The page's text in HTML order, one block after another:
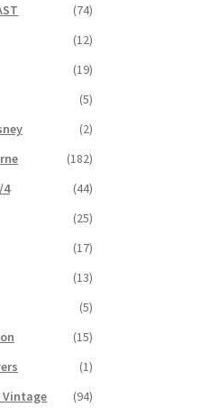
(74)
(12)
(19)
(5)
(2)
(182)
4
(44)
(25)
(17)
(13)
(5)
(15)
(1)
Vintage
(94)